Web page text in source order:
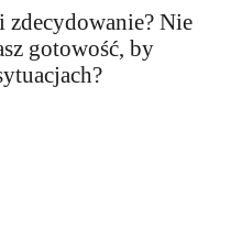
zdecydowanie? Nie
gotowość, by